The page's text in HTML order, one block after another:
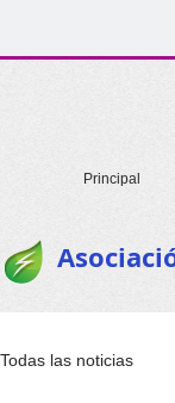
Principal
Todas las noticias